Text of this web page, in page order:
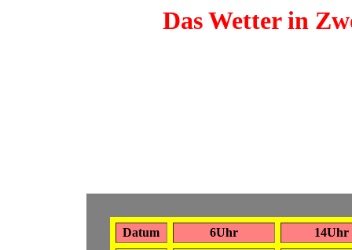
Das Wetter in
Datum 6Uhr
14Uhr